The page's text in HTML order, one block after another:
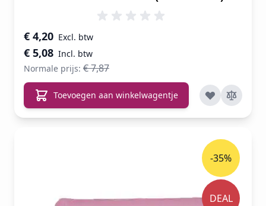
Speciale prijs
€ 5,08
€ 4,20
Normale prijs: € 7,87
Toevoegen aan winkelwagentje
-35%
DEAL